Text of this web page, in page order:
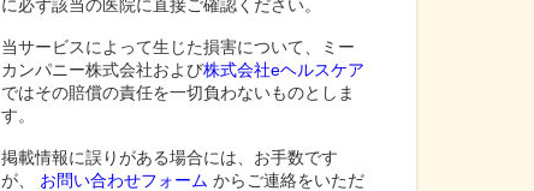
に必ず該当の医院に直接ご確認ください。
当サービスによって生じた損害について、ミー
カンパニー株式会社および株式会社eヘルスケア
ではその賠償の責任を一切負わないものとしま
す。
掲載情報に誤りがある場合には、お手数です
が、
お問い合わせフォーム からご連絡をいただ